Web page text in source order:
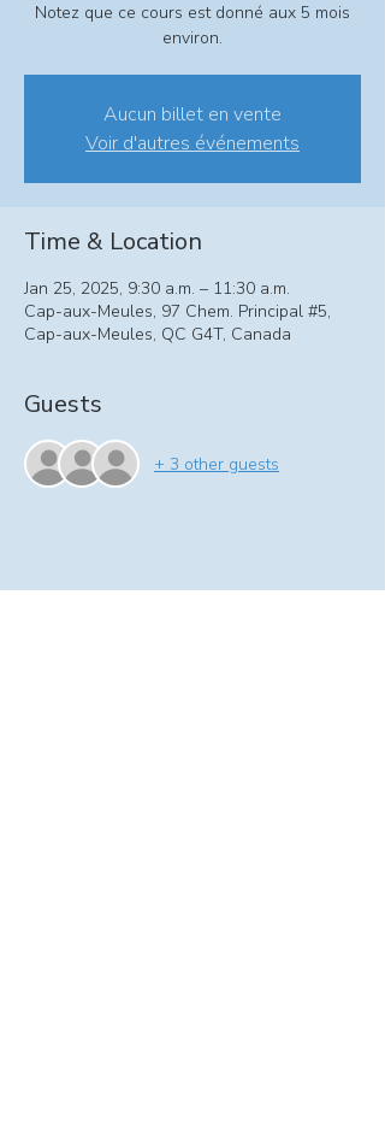
Notez que ce cours est donné aux 5 mois
environ.
Aucun billet en vente
Voir d'autres événements
Time & Location
Jan 25, 2025, 9:30 a.m. – 11:30 a.m.
Cap-aux-Meules, 97 Chem. Principal #5,
Cap-aux-Meules, QC G4T, Canada
Guests
+ 3 other guests